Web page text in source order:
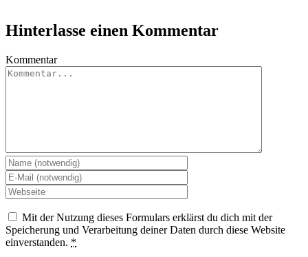
Hinterlasse einen Kommentar
Kommentar
Mit der Nutzung dieses Formulars erklärst du dich mit der
Speicherung und Verarbeitung deiner Daten durch diese Website
einverstanden. *